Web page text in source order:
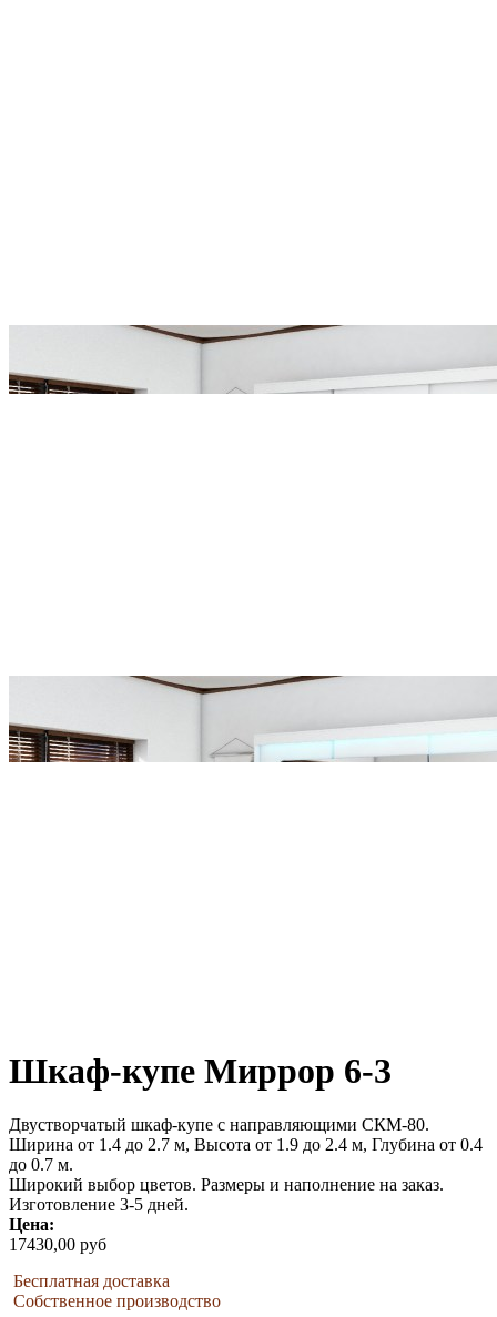
Шкаф-купе Миррор 6-3
Двустворчатый шкаф-купе с направляющими СКМ-80.
Ширина от 1.4 до 2.7 м, Высота от 1.9 до 2.4 м, Глубина от 0.4
до 0.7 м.
Широкий выбор цветов. Размеры и наполнение на заказ.
Изготовление 3-5 дней.
Цена:
17430,00 руб
Бесплатная доставка
Собственное производство